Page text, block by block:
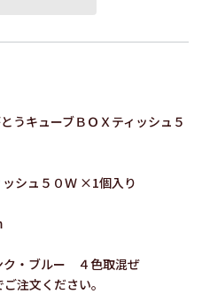
うキューブＢＯＸティッシュ５
シュ５０Ｗ ×1個入り
ク・ブルー ４色取混ぜ
注文ください。